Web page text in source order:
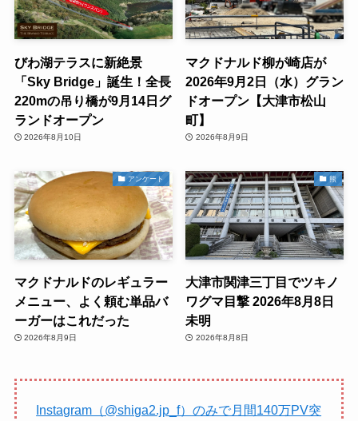
びわ湖テラスに新絶景
「Sky Bridge」誕生！全長
220mの吊り橋が9月14日グ
ランドオープン
2026年8月10日
マクドナルド柳が崎店が
2026年9月2日（水）グラン
ドオープン【大津市松山
町】
2026年8月9日
アンケート
マクドナルドのレギュラー
メニュー、よく頼む単品バ
ーガーはこれだった
2026年8月9日
熊
大津市関津三丁目でツキノ
ワグマ目撃 2026年8月8日
未明
2026年8月8日
Instagram（@shiga2.jp_f）のみで月間140万PV突